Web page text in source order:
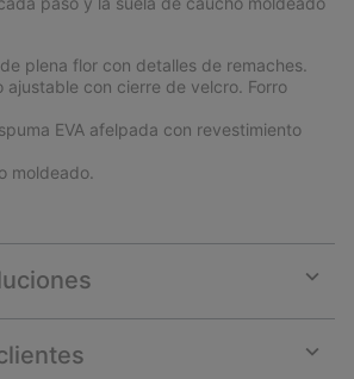
plena flor con detalles de remaches.
ajustable con cierre de velcro. Forro
EVA afelpada con revestimiento
moldeado.
or